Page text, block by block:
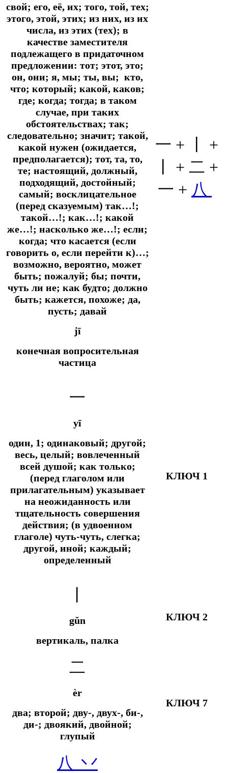
свой; его, её, их; того, той, тех;
этого, этой, этих; из них, из их
числа, из этих (тех); в
качестве заместителя
подлежащего в придаточном
предложении: тот; этот, это;
он, они; я, мы; ты, вы; кто,
что; который; какой, каков;
где; когда; тогда; в таком
случае, при таких
обстоятельствах; так;
следовательно; значит; такой,
какой нужен (ожидается,
предполагается); тот, та, то,
те; настоящий, должный,
подходящий, достойный;
самый; восклицательное
(перед сказуемым) так…!;
такой…!; как…!; какой
же…!; насколько же…!; если;
когда; что касается (если
говорить о, если перейти к)…;
возможно, вероятно, может
быть; пожалуй; бы; почти,
чуть ли не; как будто; должно
быть; кажется, похоже; да,
пусть; давай
jī
конечная вопросительная
частица
一 + 丨 +
丨 + 二 +
一 + 八
一
yī
один, 1; одинаковый; другой;
весь, целый; вовлеченный
всей душой; как только;
(перед глаголом или
прилагательным) указывает
на неожиданность или
тщательность совершения
действия; (в удвоенном
глаголе) чуть-чуть, слегка;
другой, иной; каждый;
определенный
КЛЮЧ 1
gǔn
вертикаль, палка
КЛЮЧ 2
二
èr
два; второй; дву-, двух-, би-,
ди-; двоякий, двойной;
глупый
КЛЮЧ 7
八 丷